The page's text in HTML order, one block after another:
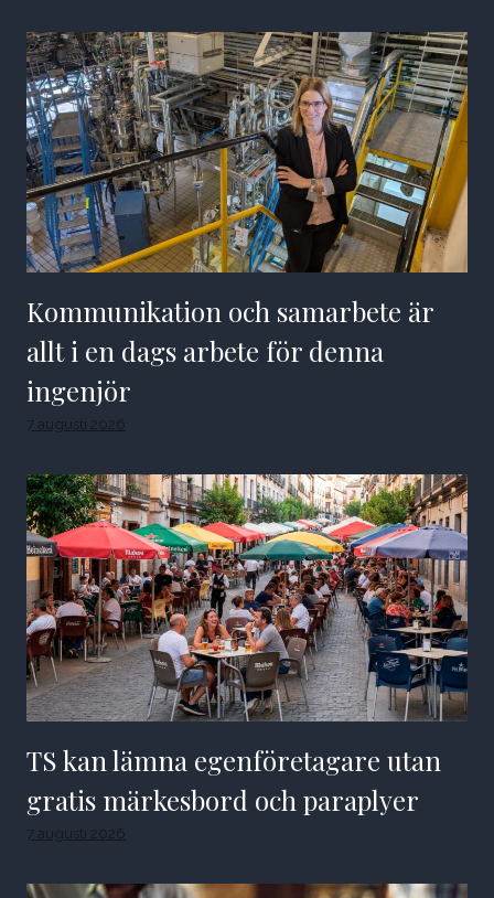
Kommunikation och samarbete är
allt i en dags arbete för denna
ingenjör
7 augusti 2026
TS kan lämna egenföretagare utan
gratis märkesbord och paraplyer
7 augusti 2026